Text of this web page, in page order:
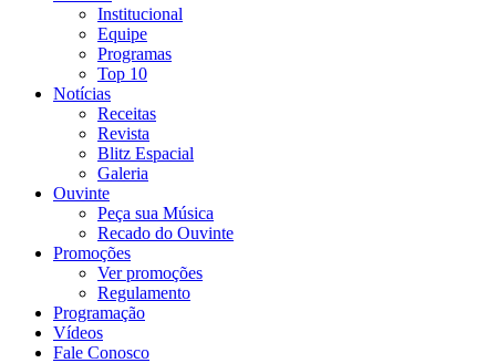
Institucional
Equipe
Programas
Top 10
Notícias
Receitas
Revista
Blitz Espacial
Galeria
Ouvinte
Peça sua Música
Recado do Ouvinte
Promoções
Ver promoções
Regulamento
Programação
Vídeos
Fale Conosco